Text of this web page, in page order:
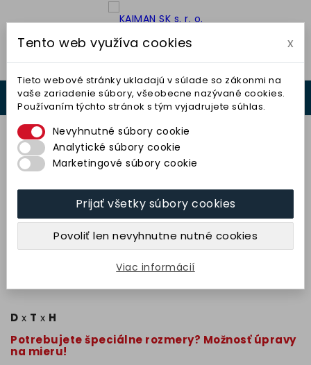
 

Kotúč plochý 175x20x20
(98A60K9V40) TYROLIT
19,53 € bez DPH 24,02 € s DPH
D x T x H
Potrebujete špeciálne rozmery? Možnosť úpravy
na mieru!
Tento web využíva cookies x
Tieto webové stránky ukladajú v súlade so zákonmi na
vaše zariadenie súbory, všeobecne nazývané cookies.
Používaním týchto stránok s tým vyjadrujete súhlas.
Nevyhnutné súbory cookie
Analytické súbory cookie
Marketingové súbory cookie
Prijať všetky súbory cookies
Povoliť len nevyhnutne nutné cookies
Viac informácií